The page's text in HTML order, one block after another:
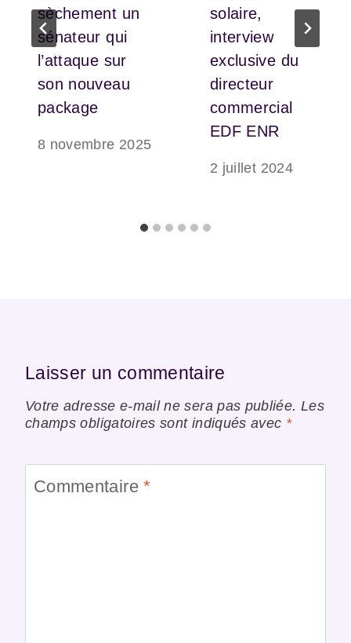
sèchement un
sénateur qui
l’attaque sur
son nouveau
package
8 novembre 2025
solaire,
interview
exclusive du
directeur
commercial
EDF ENR
2 juillet 2024
Laisser un commentaire
Votre adresse e-mail ne sera pas publiée. Les
champs obligatoires sont indiqués avec *
Commentaire*